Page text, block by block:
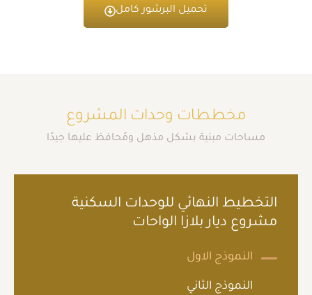
تحميل البرشور كامل
مخططات وحدات المشروع
مساحات مبنية بشكل مذهل ومُحافظ عليها جيدًا
التخطيط النهائي للوحدات السكنية
مشروع ديار بلازا الواحات
النموذج الاول
النموذج الثاني